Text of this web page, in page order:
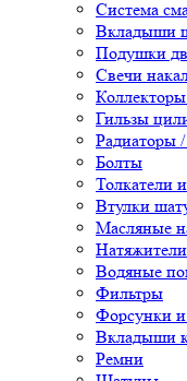
Система
Вкладыши
Подушки
Свечи
Гильзы
Радиаторы
Болты
Толкатели
Втулки
Масляные
Натяжители
Водяные
Фильтры
Форсунки
Вкладыши
Ремни